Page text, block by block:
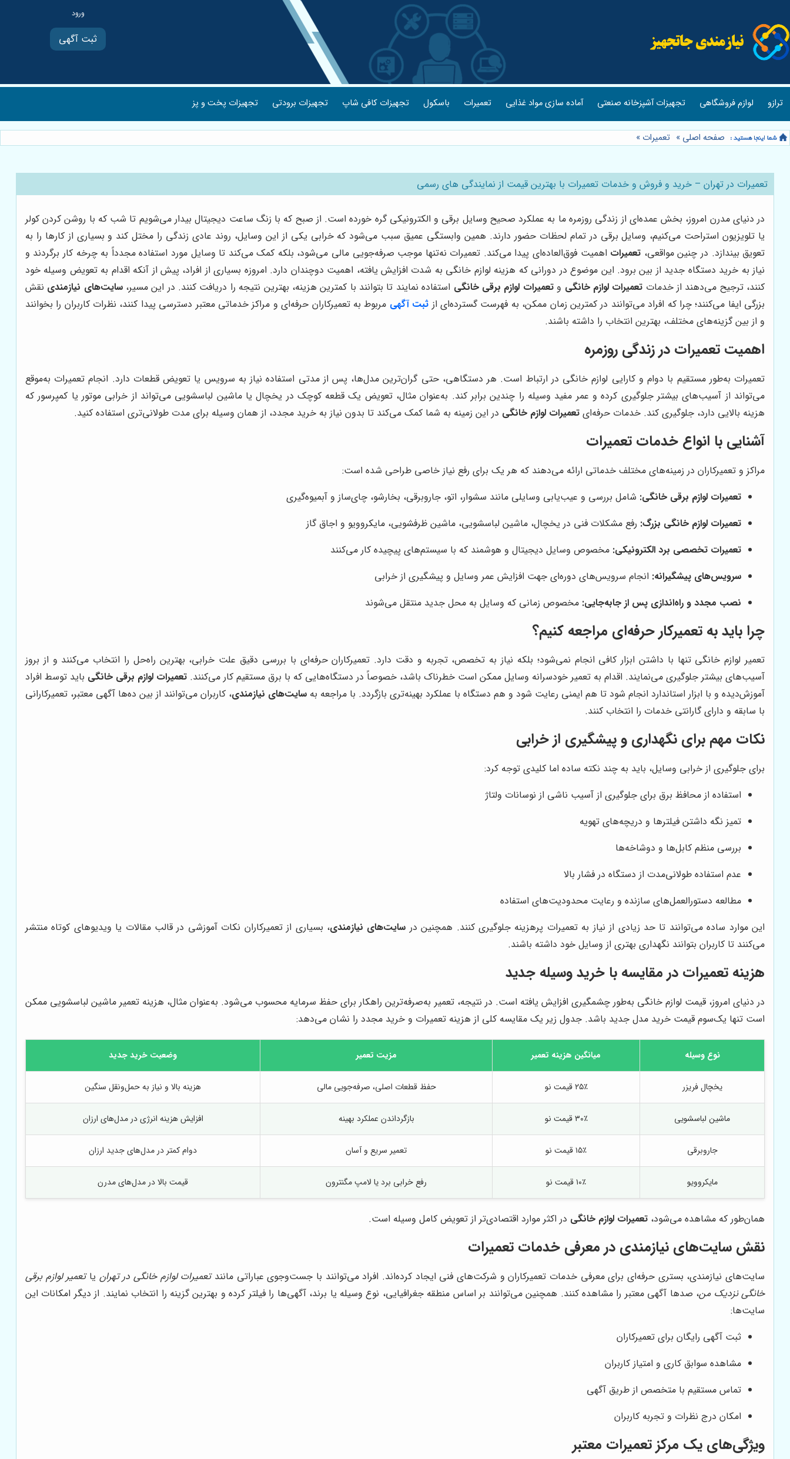
ثبت آگهی
ترازو لوازم فروشگاهی تجهیزات آشپزخانه صنعتی آماده سازی مواد غذایی تعمیرات باسکول تجهیزات کافی شاپ تجهیزات برودتی تجهیزات پخت و پز
صفحه اصلی » تعمیرات »
تعمیرات در تهران – خرید و فروش و خدمات تعمیرات با بهترین قیمت از نمایندگی های رسمی
در دنیای مدرن امروز، بخش عمده‌ای از زندگی روزمره ما به عملکرد صحیح وسایل برقی و الکترونیکی گره خورده است. از صبح که با زنگ ساعت دیجیتال بیدار می‌شویم تا شب که با روشن کردن کولر
یا تلویزیون استراحت می‌کنیم، وسایل برقی در تمام لحظات حضور دارند. همین وابستگی عمیق سبب می‌شود که خرابی یکی از این وسایل، روند عادی زندگی را مختل کند و بسیاری از کارها را به
تعویق بیندازد. در چنین مواقعی، تعمیرات اهمیت فوق‌العاده‌ای پیدا می‌کند. تعمیرات نه‌تنها موجب صرفه‌جویی مالی می‌شود، بلکه کمک می‌کند تا وسایل مورد استفاده مجدداً به چرخه کار برگردند و
نیاز به خرید دستگاه جدید از بین برود. این موضوع در دورانی که هزینه لوازم خانگی به شدت افزایش یافته، اهمیت دوچندان دارد. امروزه بسیاری از افراد، پیش از آنکه اقدام به تعویض وسیله خود
کنند، ترجیح می‌دهند از خدمات تعمیرات لوازم خانگی وتعمیرات لوازم برقی خانگی استفاده نمایند تا بتوانند با کمترین هزینه، بهترین نتیجه را دریافت کنند. در این مسیر،سایت‌های نیازمندی نقش
بزرگی ایفا می‌کنند؛ چرا که افراد می‌توانند در کمترین زمان ممکن، به فهرست گسترده‌ای از ثبت آگهی مربوط به تعمیرکاران حرفه‌ای و مراکز خدماتی معتبر دسترسی پیدا کنند، نظرات کاربران را بخوانند
و از بین گزینه‌های مختلف، بهترین انتخاب را داشته باشند.
اهمیت تعمیرات در زندگی روزمره
تعمیرات به‌طور مستقیم با دوام و کارایی لوازم خانگی در ارتباط است. هر دستگاهی، حتی گران‌ترین مدل‌ها، پس از مدتی استفاده نیاز به سرویس یا تعویض قطعات دارد. انجام تعمیرات به‌موقع
می‌تواند از آسیب‌های بیشتر جلوگیری کرده و عمر مفید وسیله را چندین برابر کند. به‌عنوان مثال، تعویض یک قطعه کوچک در یخچال یا ماشین لباسشویی می‌تواند از خرابی موتور یا کمپرسور که
هزینه بالایی دارد، جلوگیری کند. خدمات حرفه‌ای تعمیرات لوازم خانگی در این زمینه به شما کمک می‌کند تا بدون نیاز به خرید مجدد، از همان وسیله برای مدت طولانی‌تری استفاده کنید.
آشنایی با انواع خدمات تعمیرات
مراکز و تعمیرکاران در زمینه‌های مختلف خدماتی ارائه می‌دهند که هر یک برای رفع نیاز خاصی طراحی شده است:
تعمیرات لوازم برقی خانگی: شامل بررسی و عیب‌یابی وسایلی مانند سشوار، اتو، جاروبرقی، بخارشو، چای‌ساز و آبمیوه‌گیری
تعمیرات لوازم خانگی بزرگ: رفع مشکلات فنی در یخچال، ماشین لباسشویی، ماشین ظرفشویی، مایکروویو و اجاق گاز
تعمیرات تخصصی برد الکترونیکی: مخصوص وسایل دیجیتال و هوشمند که با سیستم‌های پیچیده کار می‌کنند
سرویس‌های پیشگیرانه: انجام سرویس‌های دوره‌ای جهت افزایش عمر وسایل و پیشگیری از خرابی
نصب مجدد و راه‌اندازی پس از جابه‌جایی: مخصوص زمانی که وسایل به محل جدید منتقل می‌شوند
چرا باید به تعمیرکار حرفه‌ای مراجعه کنیم؟
تعمیر لوازم خانگی تنها با داشتن ابزار کافی انجام نمی‌شود؛ بلکه نیاز به تخصص، تجربه و دقت دارد. تعمیرکاران حرفه‌ای با بررسی دقیق علت خرابی، بهترین راه‌حل را انتخاب می‌کنند و از بروز
آسیب‌های بیشتر جلوگیری می‌نمایند. اقدام به تعمیر خودسرانه وسایل ممکن است خطرناک باشد، خصوصاً در دستگاه‌هایی که با برق مستقیم کار می‌کنند.تعمیرات لوازم برقی خانگی باید توسط افراد
آموزش‌دیده و با ابزار استاندارد انجام شود تا هم ایمنی رعایت شود و هم دستگاه با عملکرد بهینه‌تری بازگردد. با مراجعه بهسایت‌های نیازمندی، کاربران می‌توانند از بین ده‌ها آگهی معتبر، تعمیرکارانی
با سابقه و دارای گارانتی خدمات را انتخاب کنند.
نکات مهم برای نگهداری و پیشگیری از خرابی
برای جلوگیری از خرابی وسایل، باید به چند نکته ساده اما کلیدی توجه کرد:
استفاده از محافظ برق برای جلوگیری از آسیب ناشی از نوسانات ولتاژ
تمیز نگه داشتن فیلترها و دریچه‌های تهویه
بررسی منظم کابل‌ها و دوشاخه‌ها
عدم استفاده طولانی‌مدت از دستگاه در فشار بالا
مطالعه دستورالعمل‌های سازنده و رعایت محدودیت‌های استفاده
این موارد ساده می‌توانند تا حد زیادی از نیاز به تعمیرات پرهزینه جلوگیری کنند. همچنین در سایت‌های نیازمندی، بسیاری از تعمیرکاران نکات آموزشی در قالب مقالات یا ویدیوهای کوتاه منتشر
می‌کنند تا کاربران بتوانند نگهداری بهتری از وسایل خود داشته باشند.
هزینه تعمیرات در مقایسه با خرید وسیله جدید
در دنیای امروز، قیمت لوازم خانگی به‌طور چشمگیری افزایش یافته است. در نتیجه، تعمیر به‌صرفه‌ترین راهکار برای حفظ سرمایه محسوب می‌شود. به‌عنوان مثال، هزینه تعمیر ماشین لباسشویی ممکن
است تنها یک‌سوم قیمت خرید مدل جدید باشد. جدول زیر یک مقایسه کلی از هزینه تعمیرات و خرید مجدد را نشان می‌دهد:
نوع وسیله میانگین هزینه تعمیر مزیت تعمیر وضعیت خرید جدید
یخچال فریزر ۲۵٪ قیمت نو حفظ قطعات اصلی، صرفه‌جویی مالی هزینه بالا و نیاز به حمل‌ونقل سنگین
ماشین لباسشویی ۳۰٪ قیمت نو بازگرداندن عملکرد بهینه افزایش هزینه انرژی در مدل‌های ارزان
جاروبرقی ۱۵٪ قیمت نو تعمیر سریع و آسان دوام کمتر در مدل‌های جدید ارزان
مایکروویو ۱۰٪ قیمت نو رفع خرابی برد یا لامپ مگنترون قیمت بالا در مدل‌های مدرن
همان‌طور که مشاهده می‌شود، تعمیرات لوازم خانگی در اکثر موارد اقتصادی‌تر از تعویض کامل وسیله است.
نقش سایت‌های نیازمندی در معرفی خدمات تعمیرات
سایت‌های نیازمندی، بستری حرفه‌ای برای معرفی خدمات تعمیرکاران و شرکت‌های فنی ایجاد کرده‌اند. افراد می‌توانند با جست‌وجوی عباراتی مانندتعمیرات لوازم خانگی در تهران یاتعمیر لوازم برقی
خانگی نزدیک من، صدها آگهی معتبر را مشاهده کنند. همچنین می‌توانند بر اساس منطقه جغرافیایی، نوع وسیله یا برند، آگهی‌ها را فیلتر کرده و بهترین گزینه را انتخاب نمایند. از دیگر امکانات این
سایت‌ها:
ثبت آگهی رایگان برای تعمیرکاران
مشاهده سوابق کاری و امتیاز کاربران
تماس مستقیم با متخصص از طریق آگهی
امکان درج نظرات و تجربه کاربران
ویژگی‌های یک مرکز تعمیرات معتبر